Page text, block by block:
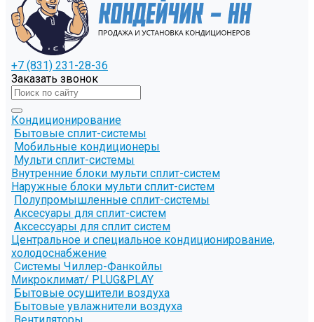
+7 (831) 231-28-36
Заказать звонок
Кондиционирование
Бытовые сплит-системы
Мобильные кондиционеры
Мульти сплит-системы
Внутренние блоки мульти сплит-систем
Наружные блоки мульти сплит-систем
Полупромышленные сплит-системы
Аксесуары для сплит-систем
Аксессуары для сплит систем
Центральное и специальное кондиционирование,
холодоснабжение
Системы Чиллер-Фанкойлы
Микроклимат/ PLUG&PLAY
Бытовые осушители воздуха
Бытовые увлажнители воздуха